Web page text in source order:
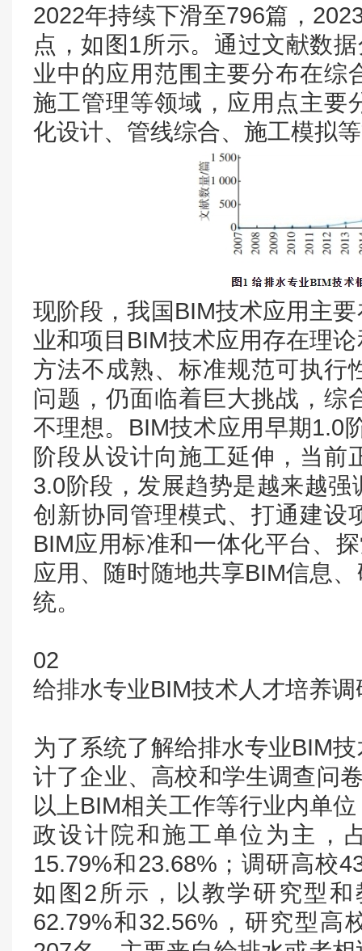
2022年持续下滑至796篇，
点，如图1所示。通过文献数
业中的应用范围主要分布在综
施工管理等领域，应用点主要
化设计、管线综合、施工模拟
现阶段，我国BIM技术应用主
业和项目BIM技术应用存在理
方法不成熟、标准规范可执行
问题，仍面临着巨大挑战，综
不理想。BIM技术应用早期1.0
阶段从设计向施工延伸，当前
3.0阶段，发展趋势是越来越
创新协同管理模式、打通建设
BIM应用标准和一体化平台、
应用、随时随地共享BIM信息
统。
02
给排水专业BIM技术人才培养调
为了系统了解给排水专业BIM
计了企业、高校和学生调查问
以上BIM相关工作等行业内单
政设计院和施工单位为主，
15.79%和23.68%；调研高校
如图2所示，以教学研究型
62.79%和32.56%，研究型高